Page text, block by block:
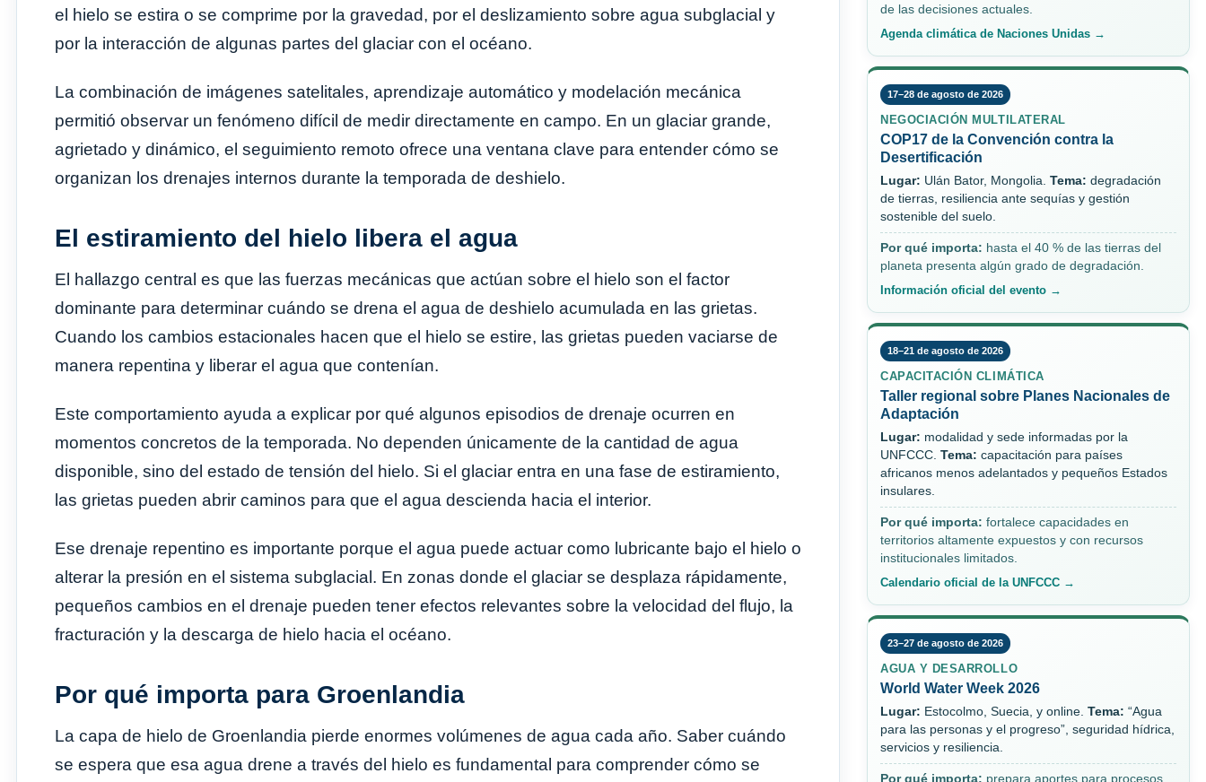
el hielo se estira o se comprime por la gravedad, por el deslizamiento sobre agua subglacial y
por la interacción de algunas partes del glaciar con el océano.
La combinación de imágenes satelitales, aprendizaje automático y modelación mecánica
permitió observar un fenómeno difícil de medir directamente en campo. En un glaciar grande,
agrietado y dinámico, el seguimiento remoto ofrece una ventana clave para entender cómo se
organizan los drenajes internos durante la temporada de deshielo.
El estiramiento del hielo libera el agua
El hallazgo central es que las fuerzas mecánicas que actúan sobre el hielo son el factor
dominante para determinar cuándo se drena el agua de deshielo acumulada en las grietas.
Cuando los cambios estacionales hacen que el hielo se estire, las grietas pueden vaciarse de
manera repentina y liberar el agua que contenían.
Este comportamiento ayuda a explicar por qué algunos episodios de drenaje ocurren en
momentos concretos de la temporada. No dependen únicamente de la cantidad de agua
disponible, sino del estado de tensión del hielo. Si el glaciar entra en una fase de estiramiento,
las grietas pueden abrir caminos para que el agua descienda hacia el interior.
Ese drenaje repentino es importante porque el agua puede actuar como lubricante bajo el hielo o
alterar la presión en el sistema subglacial. En zonas donde el glaciar se desplaza rápidamente,
pequeños cambios en el drenaje pueden tener efectos relevantes sobre la velocidad del flujo, la
fracturación y la descarga de hielo hacia el océano.
Por qué importa para Groenlandia
La capa de hielo de Groenlandia pierde enormes volúmenes de agua cada año. Saber cuándo
se espera que esa agua drene a través del hielo es fundamental para comprender cómo se
de las decisiones actuales.
Agenda climática de Naciones Unidas →
17–28 de agosto de 2026
NEGOCIACIÓN MULTILATERAL
COP17 de la Convención contra la
Desertificación
Lugar: Ulán Bator, Mongolia. Tema: degradación
de tierras, resiliencia ante sequías y gestión
sostenible del suelo.
Por qué importa: hasta el 40 % de las tierras del
planeta presenta algún grado de degradación.
Información oficial del evento →
18–21 de agosto de 2026
CAPACITACIÓN CLIMÁTICA
Taller regional sobre Planes Nacionales de
Adaptación
Lugar: modalidad y sede informadas por la
UNFCCC. Tema: capacitación para países
africanos menos adelantados y pequeños Estados
insulares.
Por qué importa: fortalece capacidades en
territorios altamente expuestos y con recursos
institucionales limitados.
Calendario oficial de la UNFCCC →
23–27 de agosto de 2026
AGUA Y DESARROLLO
World Water Week 2026
Lugar: Estocolmo, Suecia, y online. Tema: “Agua
para las personas y el progreso”, seguridad hídrica,
servicios y resiliencia.
Por qué importa: prepara aportes para procesos